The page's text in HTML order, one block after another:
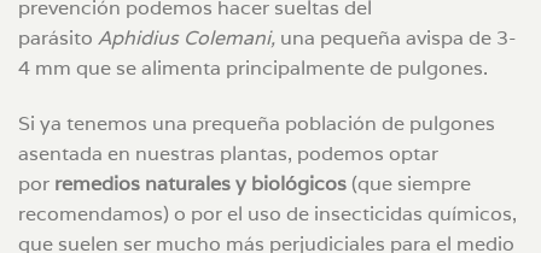
prevención podemos hacer sueltas del
parásito Aphidius Colemani, una pequeña avispa de 3-
4 mm que se alimenta principalmente de pulgones.
Si ya tenemos una prequeña población de pulgones
asentada en nuestras plantas, podemos optar
por remedios naturales y biológicos (que siempre
recomendamos) o por el uso de insecticidas químicos,
que suelen ser mucho más perjudiciales para el medio